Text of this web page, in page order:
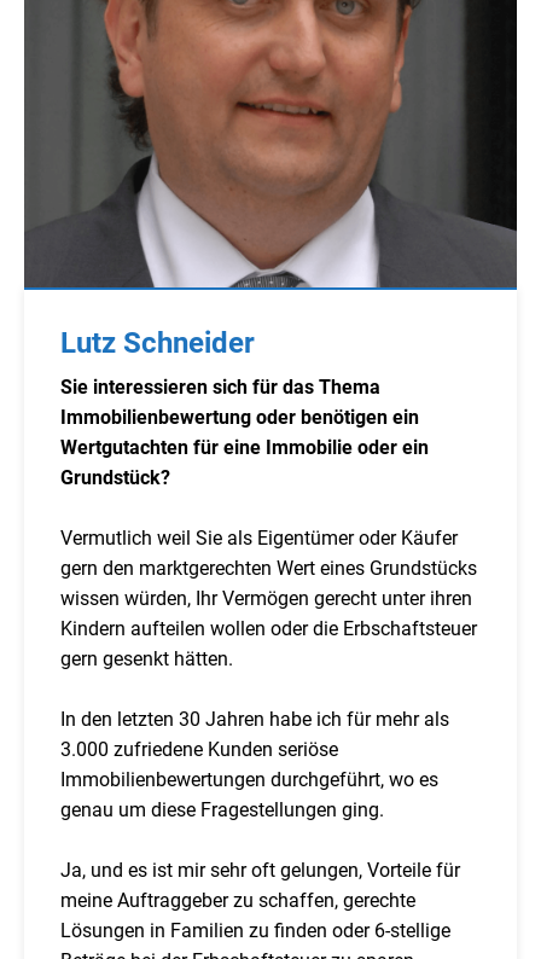
Lutz Schneider
Sie interessieren sich für das Thema
Immobilienbewertung oder benötigen ein
Wertgutachten für eine Immobilie oder ein
Grundstück?
Vermutlich weil Sie als Eigentümer oder Käufer
gern den marktgerechten Wert eines Grundstücks
wissen würden, Ihr Vermögen gerecht unter ihren
Kindern aufteilen wollen oder die Erbschaftsteuer
gern gesenkt hätten.
In den letzten 30 Jahren habe ich für mehr als
3.000 zufriedene Kunden seriöse
Immobilienbewertungen durchgeführt, wo es
genau um diese Fragestellungen ging.
Ja, und es ist mir sehr oft gelungen, Vorteile für
meine Auftraggeber zu schaffen, gerechte
Lösungen in Familien zu finden oder 6-stellige